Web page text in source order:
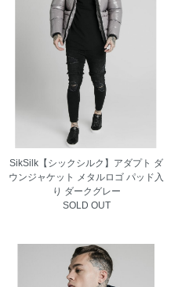
SikSilk【シックシルク】アダプト ダ
ウンジャケット メタルロゴ パッド入
り ダークグレー
SOLD OUT